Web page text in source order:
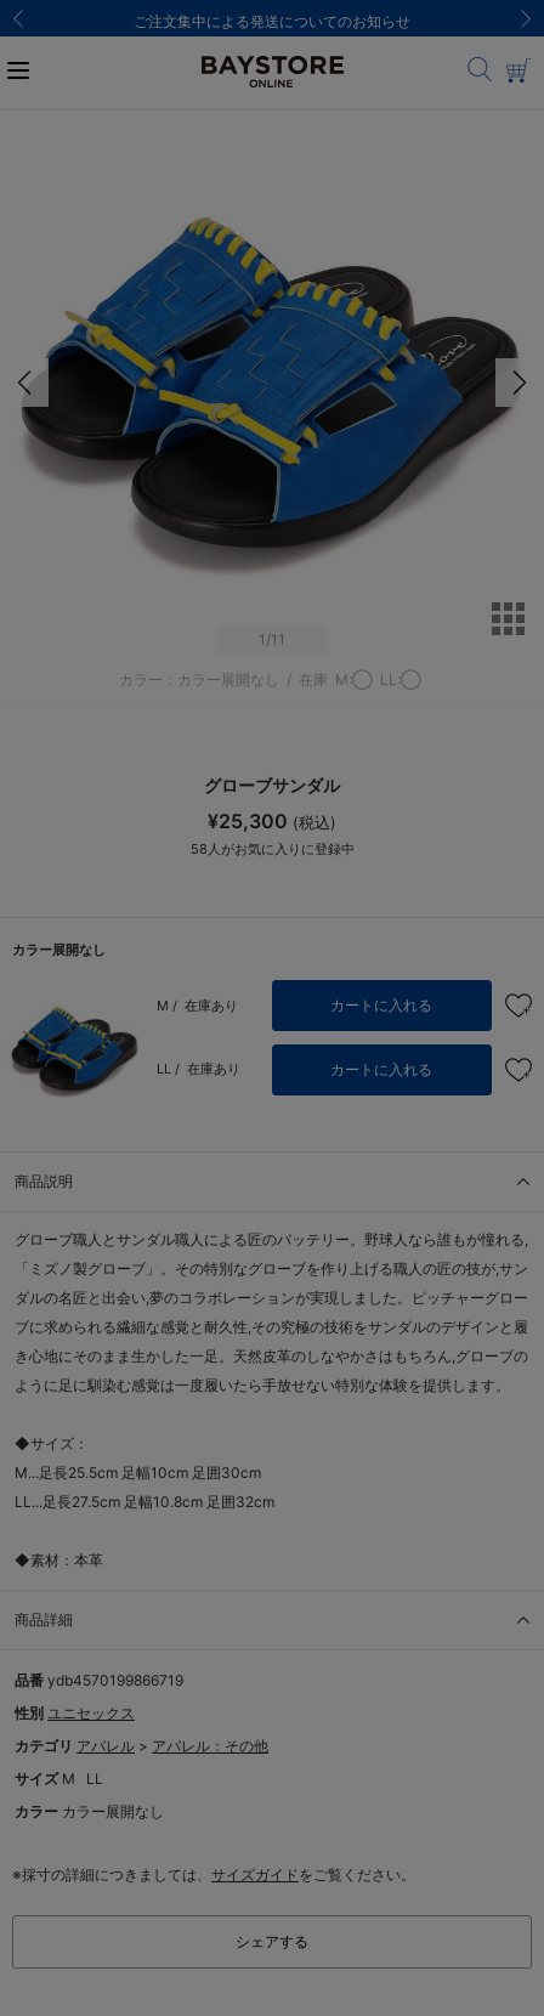
ご注文集中による発送についてのお知らせ
1 /11
カラー：カラー展開なし / 在庫 M:◯ LL:◯
グローブサンダル
¥25,300 (税込)
58 人がお気に入りに登録中
カラー展開なし
M / 在庫あり カートに入れる
LL / 在庫あり カートに入れる
商品説明
グローブ職人とサンダル職人による匠のバッテリー。野球人なら誰もが憧れる,
「ミズノ製グローブ」。その特別なグローブを作り上げる職人の匠の技が,サン
ダルの名匠と出会い,夢のコラボレーションが実現しました。ピッチャーグロー
ブに求められる繊細な感覚と耐久性,その究極の技術をサンダルのデザインと履
き心地にそのまま生かした一足。天然皮革のしなやかさはもちろん,グローブの
ように足に馴染む感覚は一度履いたら手放せない特別な体験を提供します。
◆サイズ：
M...足長25.5cm 足幅10cm 足囲30cm
LL...足長27.5cm 足幅10.8cm 足囲32cm
◆素材：本革
商品詳細
品番 ydb4570199866719
性別 ユニセックス
カテゴリ アパレル > アパレル：その他
サイズ M
LL
カラー カラー展開なし
※採寸の詳細につきましては、 サイズガイドをご覧ください。
シェアする